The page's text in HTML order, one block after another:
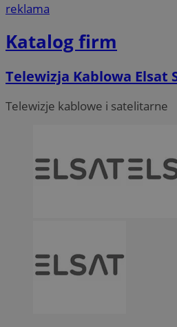
reklama
Katalog firm
Telewizja Kablowa Elsat
Telewizje kablowe i satelitarne